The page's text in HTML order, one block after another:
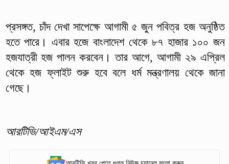
প্রসঙ্গত, চাঁদ দেখা সাপেক্ষে আগামী ৫ জুন পবিত্র হজ অনুষ্ঠিত
হতে পারে। এবার হজে বাংলাদেশ থেকে ৮৭ হাজার ১০০ জন
হজযাত্রী হজ পালন করবেন। তার আগে, আগামী ২৯ এপ্রিল
থেকে হজ ফ্লাইট শুরু হবে বলে ধর্ম মন্ত্রণালয় থেকে জানা
গেছে।
আরটিভি/আইএম/এস